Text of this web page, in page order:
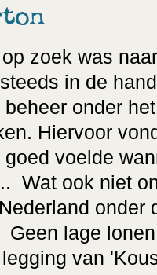
zoek was
in de
onder
Hiervoor
voelde
Wat ook niet
onder
lage
van